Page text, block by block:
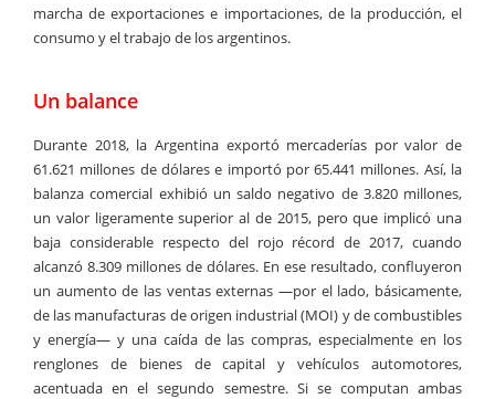
marcha de exportaciones e importaciones, de la producción, el
consumo y el trabajo de los argentinos.
Un balance
Durante 2018, la Argentina exportó mercaderías por valor de
61.621 millones de dólares e importó por 65.441 millones. Así, la
balanza comercial exhibió un saldo negativo de 3.820 millones,
un valor ligeramente superior al de 2015, pero que implicó una
baja considerable respecto del rojo récord de 2017, cuando
alcanzó 8.309 millones de dólares. En ese resultado, confluyeron
un aumento de las ventas externas —por el lado, básicamente,
de las manufacturas de origen industrial (MOI) y de combustibles
y energía— y una caída de las compras, especialmente en los
renglones de bienes de capital y vehículos automotores,
acentuada en el segundo semestre. Si se computan ambas